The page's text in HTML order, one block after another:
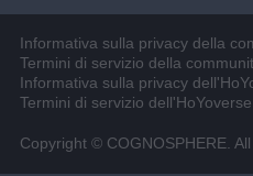
Informativa sulla privacy della
Termini di servizio della
Informativa sulla privacy
Termini di servizio
Copyright © COGNOSPHERE.